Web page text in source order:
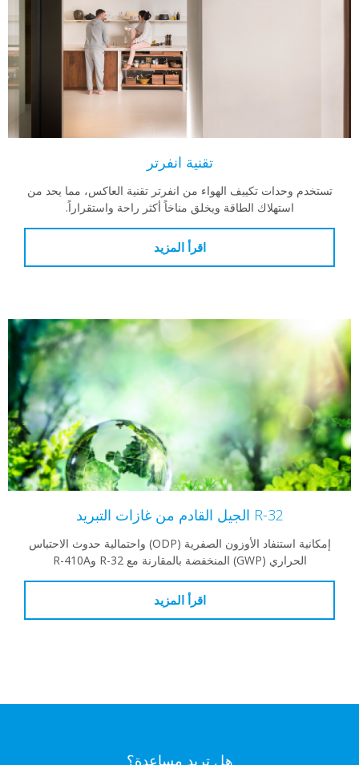
تقنية انفرتر
وحدات تكييف الهواء من انفرتر تقنية العاكس، مما يحد من
استهلاك الطاقة ويخلق مناخاً أكثر راحة واستقراراً.
اقرأ المزيد
إمكانية استنفاد الأوزون الصفرية (ODP) واحتمالية حدوث الاحتباس
الحراري (GWP) المنخفضة بالمقارنة مع R-32 وR-410A
اقرأ المزيد
هل تريد مساعدة؟